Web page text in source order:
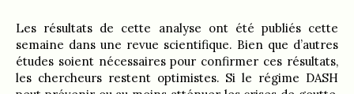
Les résultats de cette analyse ont été publiés cette
semaine dans une revue scientifique. Bien que d’autres
études soient nécessaires pour confirmer ces résultats,
les chercheurs restent optimistes. Si le régime DASH